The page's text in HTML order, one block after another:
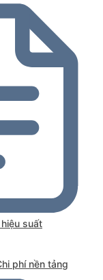
suất
phí nền tảng